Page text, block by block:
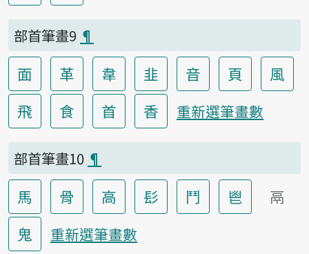
部首筆畫9 ¶
面 革 韋 韭 音 頁
風
飛
食 首 香 重新選筆畫數
部首筆畫10 ¶
馬 骨 高 髟 鬥 鬯
鬲
鬼
重新選筆畫數